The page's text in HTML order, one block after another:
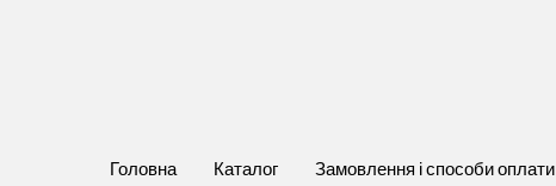
Головна Каталог Замовлення і способи оплати